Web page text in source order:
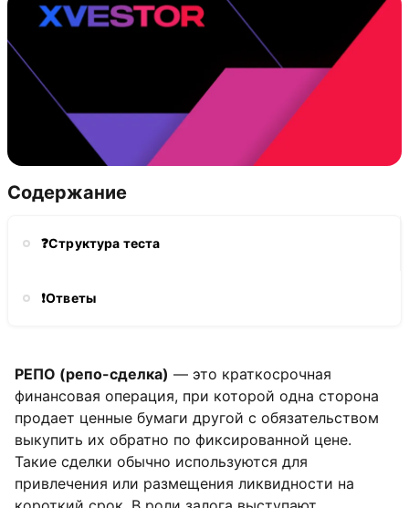
Содержание
❓Структура теста
❗Ответы
РЕПО (репо-сделка) — это краткосрочная
финансовая операция, при которой одна сторона
продает ценные бумаги другой с обязательством
выкупить их обратно по фиксированной цене.
Такие сделки обычно используются для
привлечения или размещения ликвидности на